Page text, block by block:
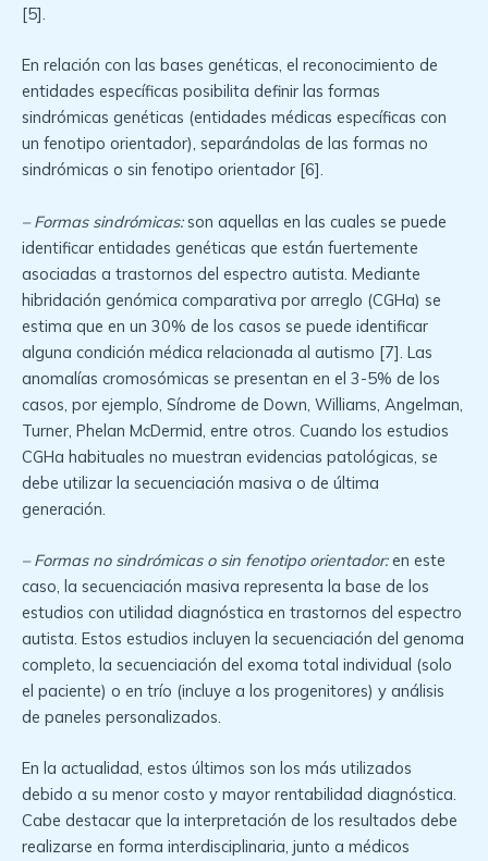
[5].
En relación con las bases genéticas, el reconocimiento de
entidades específicas posibilita definir las formas
sindrómicas genéticas (entidades médicas específicas con
un fenotipo orientador), separándolas de las formas no
sindrómicas o sin fenotipo orientador [6].
– Formas sindrómicas:son aquellas en las cuales se puede
identificar entidades genéticas que están fuertemente
asociadas a trastornos del espectro autista. Mediante
hibridación genómica comparativa por arreglo (CGHa) se
estima que en un 30% de los casos se puede identificar
alguna condición médica relacionada al autismo [7]. Las
anomalías cromosómicas se presentan en el 3-5% de los
casos, por ejemplo, Síndrome de Down, Williams, Angelman,
Turner, Phelan McDermid, entre otros. Cuando los estudios
CGHa habituales no muestran evidencias patológicas, se
debe utilizar la secuenciación masiva o de última
generación.
– Formas no sindrómicas o sin fenotipo orientador:en este
caso, la secuenciación masiva representa la base de los
estudios con utilidad diagnóstica en trastornos del espectro
autista. Estos estudios incluyen la secuenciación del genoma
completo, la secuenciación del exoma total individual (solo
el paciente) o en trío (incluye a los progenitores) y análisis
de paneles personalizados.
En la actualidad, estos últimos son los más utilizados
debido a su menor costo y mayor rentabilidad diagnóstica.
Cabe destacar que la interpretación de los resultados debe
realizarse en forma interdisciplinaria, junto a médicos